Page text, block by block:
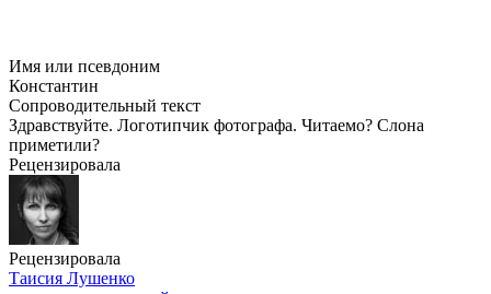
Имя или псевдоним
Константин
Сопроводительный текст
Здравствуйте. Логотипчик фотографа. Читаемо? Слона
приметили?
Рецензировала
Рецензировала
Таисия Лушенко